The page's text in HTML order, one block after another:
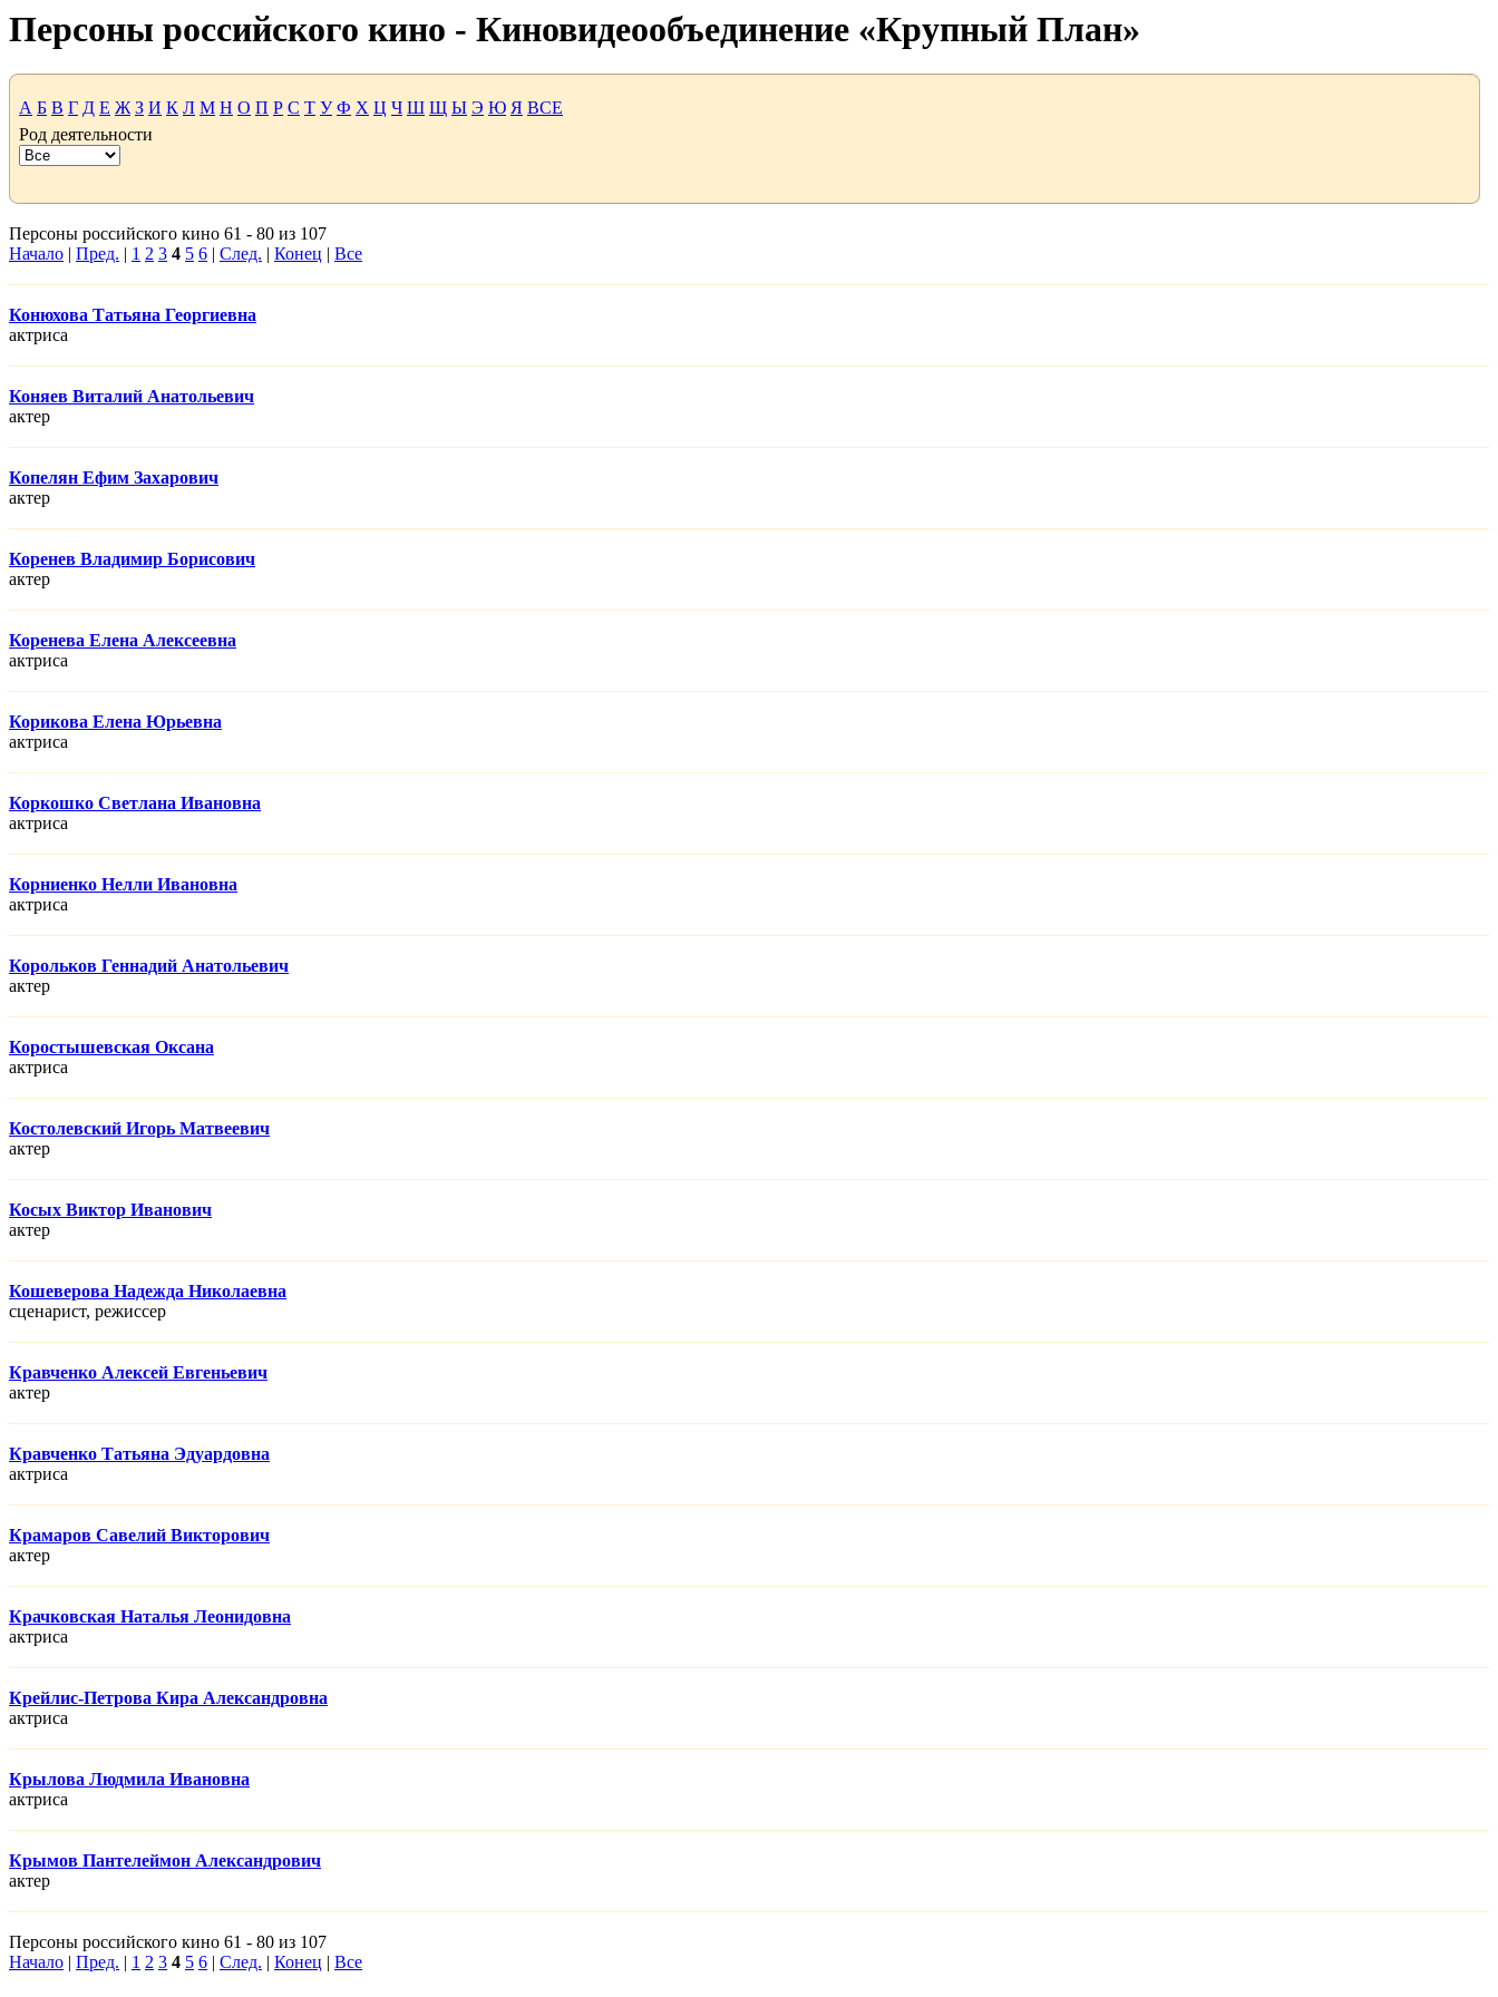
Персоны российского кино - Киновидеообъединение «Крупный План»
А Б В Г Д Е Ж З И К Л М Н О П Р С Т У Ф Х Ц Ч Ш Щ Ы Э Ю Я ВСЕ
Род деятельности
Персоны российского кино 61 - 80 из 107
Начало | Пред. | 1 2 3 4 5 6 | След. | Конец | Все
Конюхова Татьяна Георгиевна
актриса
Коняев Виталий Анатольевич
актер
Копелян Ефим Захарович
актер
Коренев Владимир Борисович
актер
Коренева Елена Алексеевна
актриса
Корикова Елена Юрьевна
актриса
Коркошко Светлана Ивановна
актриса
Корниенко Нелли Ивановна
актриса
Корольков Геннадий Анатольевич
актер
Коростышевская Оксана
актриса
Костолевский Игорь Матвеевич
актер
Косых Виктор Иванович
актер
Кошеверова Надежда Николаевна
сценарист, режисcер
Кравченко Алексей Евгеньевич
актер
Кравченко Татьяна Эдуардовна
актриса
Крамаров Савелий Викторович
актер
Крачковская Наталья Леонидовна
актриса
Крейлис-Петрова Кира Александровна
актриса
Крылова Людмила Ивановна
актриса
Крымов Пантелеймон Александрович
актер
Персоны российского кино 61 - 80 из 107
Начало | Пред. | 1 2 3 4 5 6 | След. | Конец | Все